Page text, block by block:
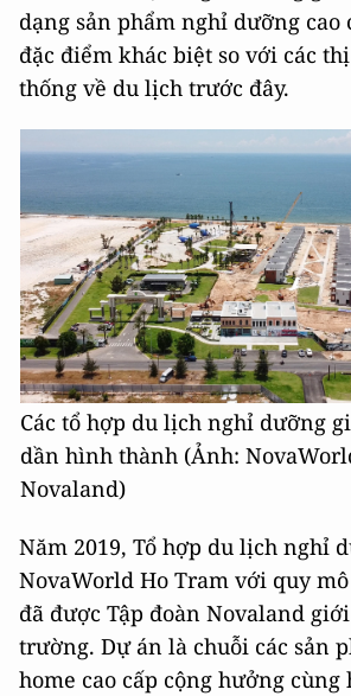
dạng sản phẩm nghỉ dưỡng cao
đặc điểm khác biệt so với các
thống về du lịch trước đây.
Các tổ hợp du lịch nghỉ dưỡng
dần hình thành (Ảnh:
Novaland)
Năm 2019, Tổ hợp du lịch nghỉ
NovaWorld Ho Tram với quy
đã được Tập đoàn Novaland
trường. Dự án là chuỗi các sản
home cao cấp cộng hưởng